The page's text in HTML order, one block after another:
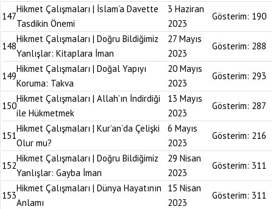
147
Hikmet Çalışmaları | İslam’a Davette
Tasdikin Önemi
3 Haziran
2023
Gösterim: 190
148
Hikmet Çalışmaları | Doğru Bildiğimiz
Yanlışlar: Kitaplara İman
27 Mayıs
2023
Gösterim: 288
149
Hikmet Çalışmaları | Doğal Yapıyı
Koruma: Takva
20 Mayıs
2023
Gösterim: 293
150
Hikmet Çalışmaları | Allah’ın İndirdiği
ile Hükmetmek
13 Mayıs
2023
Gösterim: 287
151
Hikmet Çalışmaları | Kur’an’da Çelişki
Olur mu?
6 Mayıs
2023
Gösterim: 216
152
Hikmet Çalışmaları | Doğru Bildiğimiz
Yanlışlar: Gayba İman
29 Nisan
2023
Gösterim: 311
153
Hikmet Çalışmaları | Dünya Hayatının
Anlamı
15 Nisan
2023
Gösterim: 311